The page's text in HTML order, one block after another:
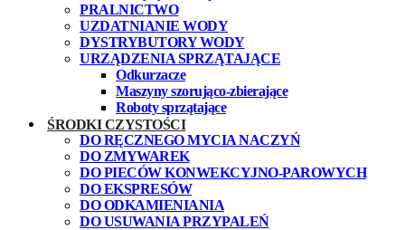
PRALNICTWO
UZDATNIANIE WODY
DYSTRYBUTORY WODY
URZĄDZENIA SPRZĄTAJĄCE
Odkurzacze
Maszyny szorująco-zbierające
Roboty sprzątające
ŚRODKI CZYSTOŚCI
DO RĘCZNEGO MYCIA NACZYŃ
DO ZMYWAREK
DO PIECÓW KONWEKCYJNO-PAROWYCH
DO EKSPRESÓW
DO ODKAMIENIANIA
DO USUWANIA PRZYPALEŃ